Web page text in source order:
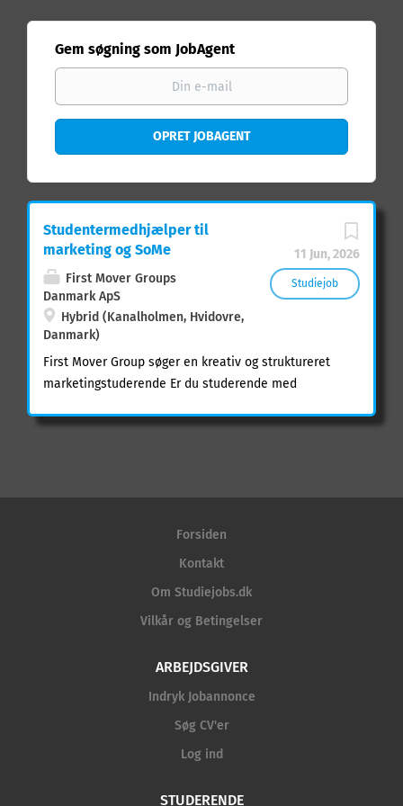
Gem søgning som JobAgent
11 Jun, 2026
Studiejob
Studentermedhjælper til
marketing og SoMe
First Mover Groups
Danmark ApS
Hybrid (Kanalholmen, Hvidovre,
Danmark)
First Mover Group søger en kreativ og struktureret
marketingstuderende Er du studerende med
creation? Har du lyst til at få praktisk erfaring i en
studentermedhjælper, der kan hjælpe os 4-7 timer
om ugen med marketing og sociale medier. Du
stærke kunderelationer og fokus på kvalitet,
udvikling og eksekvering. Rollen passer godt til dig,
praktisk erfaring og opbygge en stærk portfolio
kan blandt andet være Planlægning og
udarbejdelse af opslag til LinkedIn og andre
relevante sociale medier Tekstforfatning til korte
content og kampagneaktiviteter...
Forsiden
Kontakt
Om Studiejobs.dk
Vilkår og Betingelser
ARBEJDSGIVER
Indryk Jobannonce
Søg CV'er
Log ind
STUDERENDE